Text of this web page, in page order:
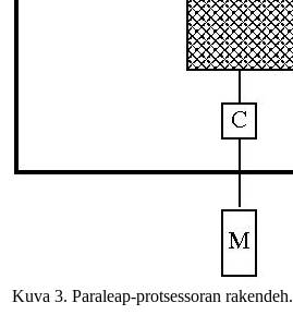
Kuva 3. Paraleap-protsessoran rakendeh.